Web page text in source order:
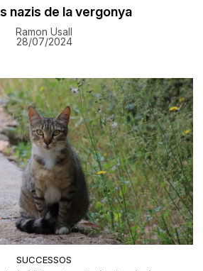
nazis de la vergonya
Ramon Usall
28/07/2024
SUCCESSOS